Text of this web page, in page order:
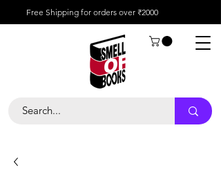
Free Shipping for orders over ₹2000